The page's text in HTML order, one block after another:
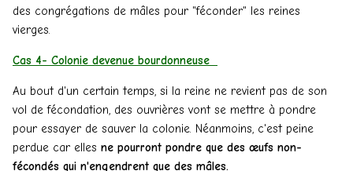
des congrégations de mâles pour "féconder" les reines
vierges.
Cas 4- Colonie devenue bourdonneuse
Au bout d'un certain temps, si la reine ne revient pas de son
vol de fécondation, des ouvrières vont se mettre à pondre
pour essayer de sauver la colonie. Néanmoins, c'est peine
perdue car elles ne pourront pondre que des œufs non-
fécondés qui n'engendrent que des mâles.